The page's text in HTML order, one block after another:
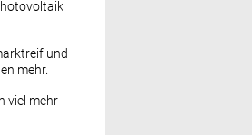
und
mehr.
viel mehr